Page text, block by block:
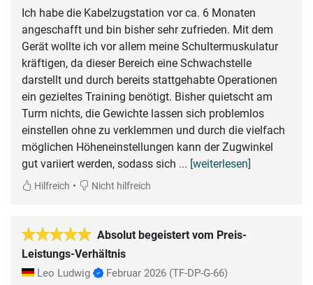
Ich habe die Kabelzugstation vor ca. 6 Monaten
angeschafft und bin bisher sehr zufrieden. Mit dem
Gerät wollte ich vor allem meine Schultermuskulatur
kräftigen, da dieser Bereich eine Schwachstelle
darstellt und durch bereits stattgehabte Operationen
ein gezieltes Training benötigt. Bisher quietscht am
Turm nichts, die Gewichte lassen sich problemlos
einstellen ohne zu verklemmen und durch die vielfach
möglichen Höheneinstellungen kann der Zugwinkel
gut variiert werden, sodass sich ... [weiterlesen]
Hilfreich • Nicht hilfreich
Absolut begeistert vom Preis-
Leistungs-Verhältnis
Leo Ludwig Februar 2026 (TF-DP-G-66)